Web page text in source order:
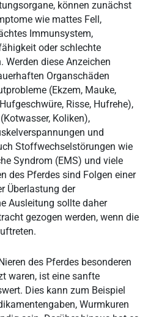
können zunächst
wie mattes Fell,
Immunsystem,
oder schlechte
diese Anzeichen
Organschäden
(Ekzem, Mauke,
Risse, Hufrehe),
Koliken),
und
Stoffwechselstörungen wie
Syndrom (EMS) und viele
des Pferdes sind Folgen einer
Überlastung der
Ausleitung sollte daher
gezogen werden, wenn die
des Pferdes besonderen
waren, ist eine sanfte
Dies kann zum Beispiel
Wurmkuren